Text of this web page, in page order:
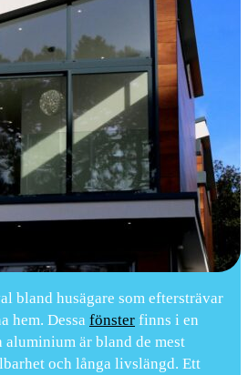
bland husägare som eftersträvar
hem. Dessa fönster finns i en
är bland de mest
och långa livslängd. Ett